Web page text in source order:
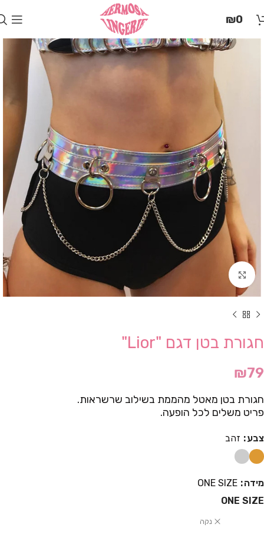
זֶה
מַעֲרֶכֶת
הֵנְּגִישׁוּת
ALT+0
₪0
Click to enlarge
חגורת בטן דגם "Lior"
₪79
חגורת בטן מאטל מהממת בשילוב שרשראות.
פריט משלים לכל הופעה.
צבע זהב
מידה
ONE SIZE
ONE SIZE
נקה